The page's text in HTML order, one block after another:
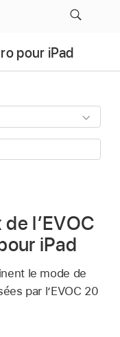
pour iPad
l’EVOC
iPad
le mode de
par l’EVOC 20